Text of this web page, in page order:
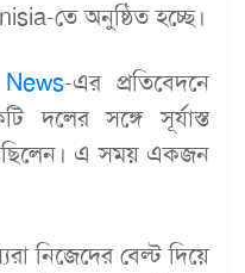
তে অনুষ্ঠিত হচ্ছে।
-এর প্রতিবেদনে
দলের সঙ্গে সূর্যাস্ত
এ সময় একজন
নিজেদের বেল্ট দিয়ে